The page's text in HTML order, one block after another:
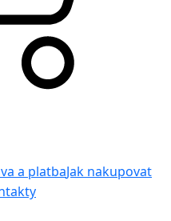
a platbaJak nakupovat